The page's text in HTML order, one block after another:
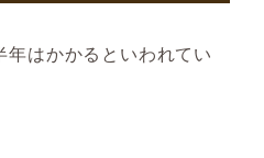
はかかるといわれてい